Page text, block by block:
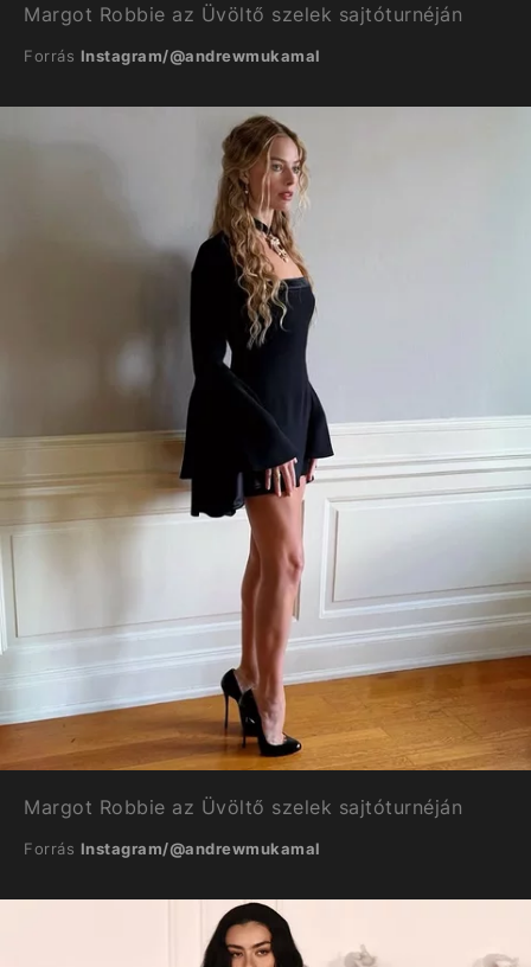
Margot Robbie az Üvöltő szelek sajtóturnéján
Forrás Instagram/@andrewmukamal
Margot Robbie az Üvöltő szelek sajtóturnéján
Forrás Instagram/@andrewmukamal